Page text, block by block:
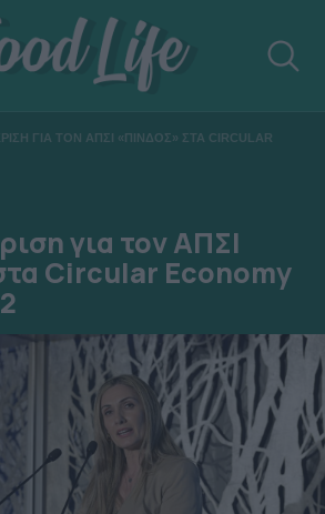
ΓΙΑ ΤΟΝ ΑΠΣΙ «ΠΙΝΔΟΣ» ΣΤΑ CIRCULAR
για τον ΑΠΣΙ
Circular Economy